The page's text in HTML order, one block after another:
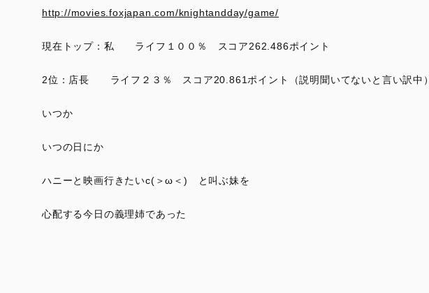
http://movies.foxjapan.com/knightandday/game/
現在トップ：私 ライフ１００％ スコア262.486ポイント
2位：店長 ライフ２３％ スコア20.861ポイント（説明聞いてないと言い訳中）
いつか
いつの日にか
ハニーと映画行きたいc(＞ω＜)ゞと叫ぶ妹を
心配する今日の義理姉であった